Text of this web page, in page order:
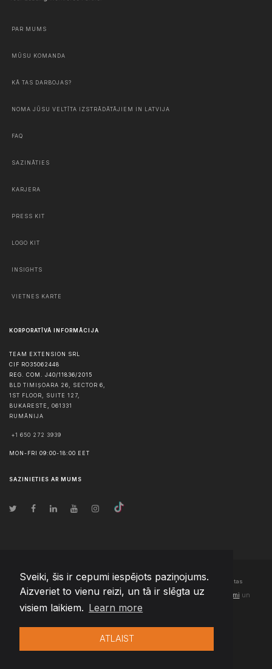
Sveiki, šis ir cepumi iespējots paziņojums.
Aizveriet to vienu reizi, un tā ir slēgta uz
visiem laikiem. Learn more
ATLAIST
PAR MUMS
MŪSU KOMANDA
KĀ TAS DARBOJAS?
NOMA JŪSU VELTĪTA IZSTRĀDĀTĀJIEM IN LATVIJA
FAQ
SAZINĀTIES
KARJERA
PRESS KIT
LOGO KIT
INSIGHTS
VIETNES KARTE
KORPORATĪVĀ INFORMĀCIJA
TEAM EXTENSION SRL
CIF RO35062448
REG. COM. J40/11836/2015
BLD TIMIȘOARA 26, SECTOR 6,
1ST FLOOR, SUITE 127,
BUKARESTE , 061331
RUMĀNIJA
+1 650 272 3939
MON-FRI 09:00-18:00 EET
SAZINIETIES AR MUMS
© Autortiesības2026 Team Extension Latvia- Visas tiesības aizsargātas
Changelog● Izmantojot šo vietni, jūs piekrītat mūsuLietošanas noteikumi un
Privātuma politika